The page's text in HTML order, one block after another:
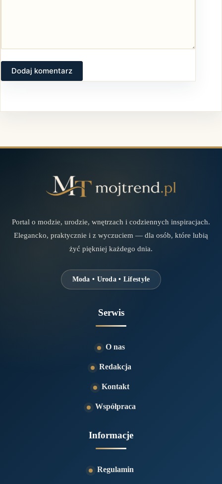
Dodaj komentarz
Portal o modzie, urodzie, wnętrzach i codziennych inspiracjach.
Elegancko, praktycznie i z wyczuciem — dla osób, które lubią
żyć piękniej każdego dnia.
Moda • Uroda • Lifestyle
Serwis
O nas
Redakcja
Kontakt
Współpraca
Informacje
Regulamin